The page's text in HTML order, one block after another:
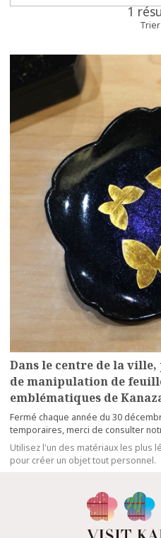
1
Dans le centre de la
de manipulation de
emblématiques de
Fermé chaque année du 30
temporaires, merci de consulter
Utilisez l'un des matériaux les plus
pour créer un objet tout personnel.